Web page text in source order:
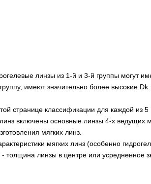
линзы из 1-й и 3-й группы могут
имеют значительно более высокие Dk.
странице классификации для каждой из
включены основные линзы 4-х ведущих
мягких линз.
мягких линз (особенно
толщина линзы в центре или усредненное